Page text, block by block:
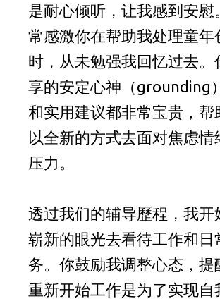
是耐心倾听，让我感到安慰
常感激你在帮助我处理童年
时，从未勉强我回忆过去。
享的安定心神（grounding
和实用建议都非常宝贵，帮
以全新的方式去面对焦虑情
压力。
透过我们的辅导歷程，我开
崭新的眼光去看待工作和日
务。你鼓励我调整心态，提
重新开始工作是为了实现自